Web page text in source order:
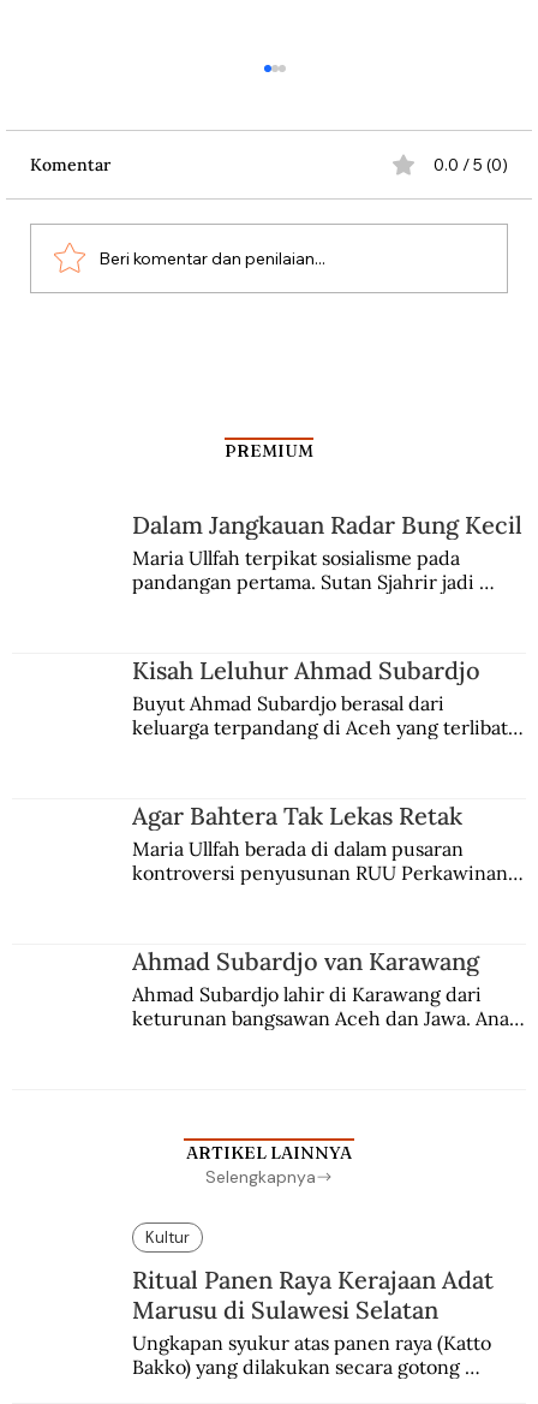
Kasus Penipuan Raja Komputer
Komentar 0.0 / 5 (0)
Beri komentar dan penilaian...
PREMIUM
Dalam Jangkauan Radar Bung Kecil
Maria Ullfah terpikat sosialisme pada
pandangan pertama. Sutan Sjahrir jadi
Kisah Leluhur Ahmad Subardjo
Buyut Ahmad Subardjo berasal dari
keluarga terpandang di Aceh yang terlibat
Agar Bahtera Tak Lekas Retak
Maria Ullfah berada di dalam pusaran
kontroversi penyusunan RUU Perkawinan.
Ahmad Subardjo van Karawang
Ahmad Subardjo lahir di Karawang dari
keturunan bangsawan Aceh dan Jawa. Anak
ARTIKEL LAINNYA
Selengkapnya
Kultur
Ritual Panen Raya Kerajaan Adat
Marusu di Sulawesi Selatan
Ungkapan syukur atas panen raya (Katto
Bakko) yang dilakukan secara gotong